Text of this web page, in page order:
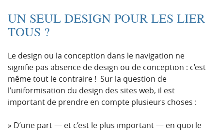
UN SEUL DESIGN POUR LES LIER
TOUS ?
Le design ou la conception dans le navigation ne
signifie pas absence de design ou de conception : c’est
même tout le contraire ! Sur la question de
l’uniformisation du design des sites web, il est
important de prendre en compte plusieurs choses :
D’une part — et c’est le plus important — en quoi le